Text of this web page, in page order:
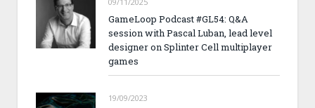
GameLoop Podcast #GL54: Q&A
session with Pascal Luban, lead level
designer on Splinter Cell multiplayer
games
19/09/2023